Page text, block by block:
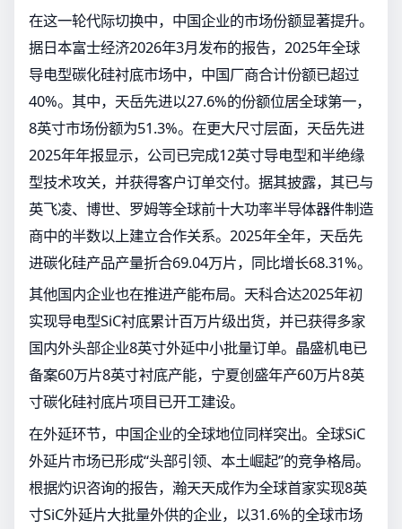
在这一轮代际切换中，中国企业的市场份额显著提升。
据日本富士经济2026年3月发布的报告，2025年全球
导电型碳化硅衬底市场中，中国厂商合计份额已超过
40%。其中，天岳先进以27.6%的份额位居全球第一，
8英寸市场份额为51.3%。在更大尺寸层面，天岳先进
2025年年报显示，公司已完成12英寸导电型和半绝缘
型技术攻关，并获得客户订单交付。据其披露，其已与
英飞凌、博世、罗姆等全球前十大功率半导体器件制造
商中的半数以上建立合作关系。2025年全年，天岳先
进碳化硅产品产量折合69.04万片，同比增长68.31%。
其他国内企业也在推进产能布局。天科合达2025年初
实现导电型SiC衬底累计百万片级出货，并已获得多家
国内外头部企业8英寸外延中小批量订单。晶盛机电已
备案60万片8英寸衬底产能，宁夏创盛年产60万片8英
寸碳化硅衬底片项目已开工建设。
在外延环节，中国企业的全球地位同样突出。全球SiC
外延片市场已形成“头部引领、本土崛起”的竞争格局。
根据灼识咨询的报告，瀚天天成作为全球首家实现8英
寸SiC外延片大批量外供的企业，以31.6%的全球市场